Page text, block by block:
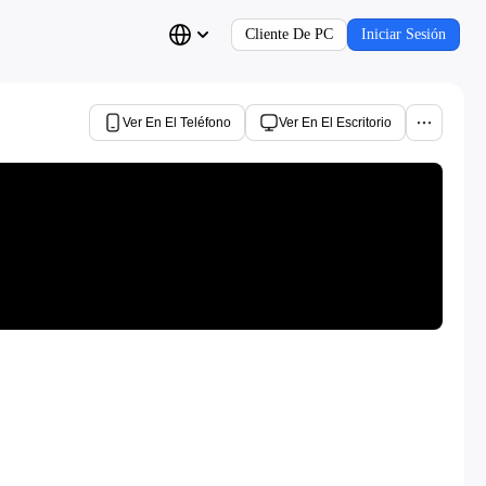
Cliente De PC Iniciar Sesión
Ver En El Teléfono Ver En El Escritorio